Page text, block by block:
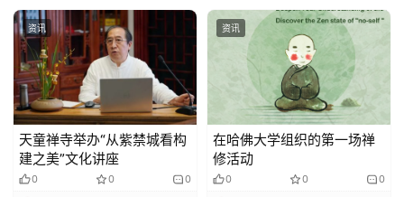
资讯
天童禅寺举办“从紫禁城看构
建之美”文化讲座
0 0 0
资讯
在哈佛大学组织的第一场禅
修活动
0 0 0